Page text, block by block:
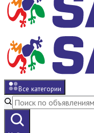
Все категории